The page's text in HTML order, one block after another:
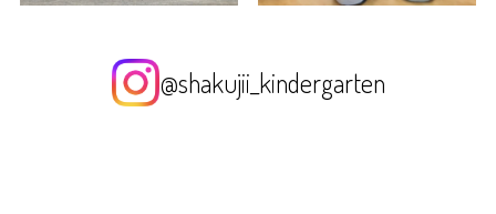
@shakujii_kindergarten